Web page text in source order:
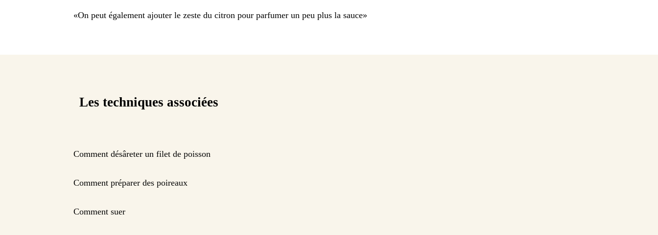
«On peut également ajouter le zeste du citron pour parfumer un peu plus la sauce»
Les techniques associées
Comment désâreter un filet de poisson
Comment préparer des poireaux
Comment suer